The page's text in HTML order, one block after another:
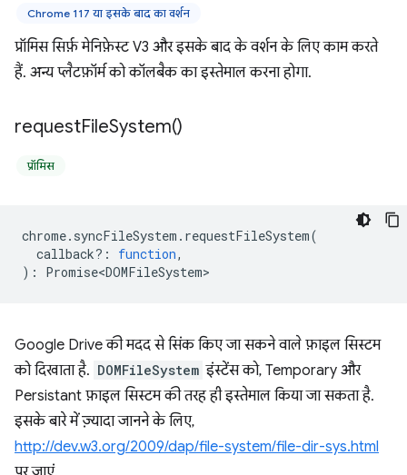
Chrome 117 या इसके बाद का वर्शन
प्रॉमिस सिर्फ़ मेनिफ़ेस्ट V3 और इसके बाद के वर्शन के लिए काम करते
हैं. अन्य प्लैटफ़ॉर्म को कॉलबैक का इस्तेमाल करना होगा.
requestFileSystem()
प्रॉमिस
chrome. syncFileSystem . requestFileSystem(
callback? : function,
) : Promise<DOMFileSystem>
Google Drive की मदद से सिंक किए जा सकने वाले फ़ाइल सिस्टम
को दिखाता है. DOMFileSystem इंस्टेंस को, Temporary और
Persistant फ़ाइल सिस्टम की तरह ही इस्तेमाल किया जा सकता है.
इसके बारे में ज़्यादा जानने के लिए,
http://dev.w3.org/2009/dap/file-system/file-dir-sys.html